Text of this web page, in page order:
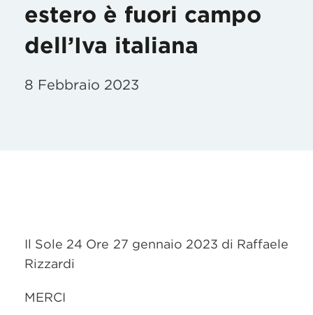
estero è fuori campo
dell’Iva italiana
8 Febbraio 2023
Il Sole 24 Ore 27 gennaio 2023 di Raffaele
Rizzardi
MERCI